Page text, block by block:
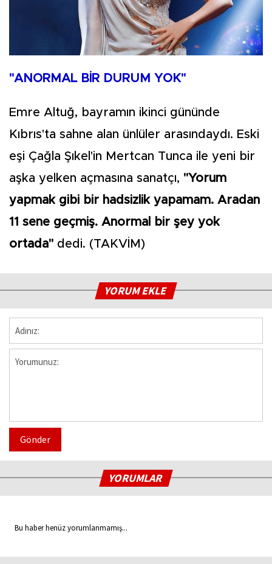
"ANORMAL BİR DURUM YOK"
Emre Altuğ, bayramın ikinci gününde
Kıbrıs'ta sahne alan ünlüler arasındaydı. Eski
eşi Çağla Şıkel'in Mertcan Tunca ile yeni bir
aşka yelken açmasına sanatçı, "Yorum
yapmak gibi bir hadsizlik yapamam. Aradan
11 sene geçmiş. Anormal bir şey yok
ortada" dedi. (TAKVİM)
YORUM EKLE
Gönder
YORUMLAR
Bu haber henüz yorumlanmamış...